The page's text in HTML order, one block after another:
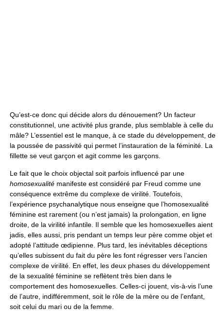
Qu’est-ce donc qui décide alors du dénouement? Un facteur
constitutionnel, une activité plus grande, plus semblable à celle du
mâle? L’essentiel est le manque, à ce stade du développement, de
la poussée de passivité qui permet l’instauration de la féminité. La
fillette se veut garçon et agit comme les garçons.
Le fait que le choix objectal soit parfois influencé par une
homosexualité manifeste est considéré par Freud comme une
conséquence extrême du complexe de virilité. Toutefois,
l’expérience psychanalytique nous enseigne que l’homosexualité
féminine est rarement (ou n’est jamais) la prolongation, en ligne
droite, de la virilité infantile. Il semble que les homosexuelles aient
jadis, elles aussi, pris pendant un temps leur père comme objet et
adopté l’attitude œdipienne. Plus tard, les inévitables déceptions
qu’elles subissent du fait du père les font régresser vers l’ancien
complexe de virilité. En effet, les deux phases du développement
de la sexualité féminine se reflètent très bien dans le
comportement des homosexuelles. Celles-ci jouent, vis-à-vis l’une
de l’autre, indifféremment, soit le rôle de la mère ou de l’enfant,
soit celui du mari ou de la femme.